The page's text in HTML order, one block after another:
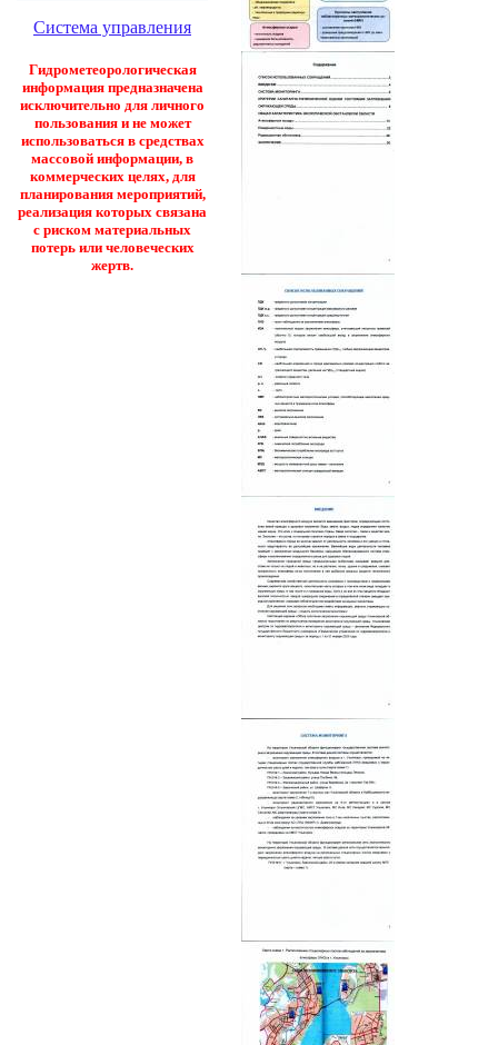
Система управления
Гидрометеорологическая
информация предназначена
исключительно для личного
пользования и не может
использоваться в средствах
массовой информации, в
коммерческих целях, для
планирования мероприятий,
реализация которых связана
с риском материальных
потерь или человеческих
жертв.